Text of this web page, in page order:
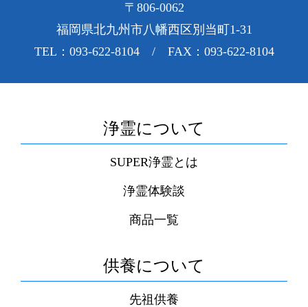
〒806-0062
福岡県北九州市八幡西区別当町1-31
TEL：093-622-8104 / FAX：093-622-8104
浄霊について
SUPER浄霊とは
浄霊体験談
商品一覧
供養について
先祖供養